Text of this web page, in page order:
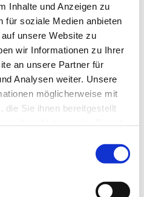
Inhalte und Anzeigen zu
für soziale Medien anbieten
unsere Website zu
wir Informationen zu Ihrer
an unsere Partner für
Analysen weiter. Unsere
möglicherweise mit
die Sie ihnen bereitgestellt
2015, kompatibler Fabbri E-
VW Multivan (T5), 4-T Bus Bj.
für die Heckklappe mit
von 2 E-
ist bei Leerfahrten
bei Nichtgebrauch für einen
aus elektroverschweißtem
430,96 €
Versandkosten